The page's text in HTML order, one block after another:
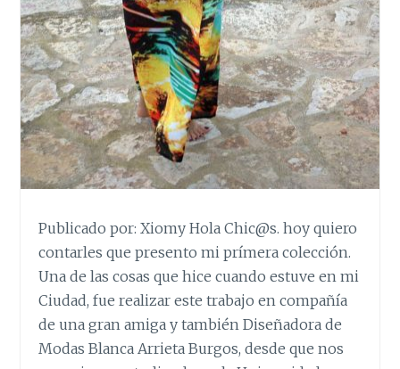
Publicado por: Xiomy Hola Chic@s. hoy quiero
contarles que presento mi prímera colección.
Una de las cosas que hice cuando estuve en mi
Ciudad, fue realizar este trabajo en compañía
de una gran amiga y también Diseñadora de
Modas Blanca Arrieta Burgos, desde que nos